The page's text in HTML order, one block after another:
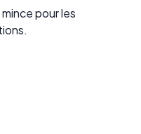
pour les